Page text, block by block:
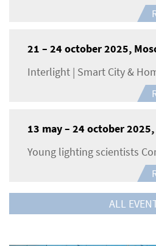
21 – 24 october 2025,
Interlight | Smart City &
13 may – 24 october
Young lighting scientists
ALL